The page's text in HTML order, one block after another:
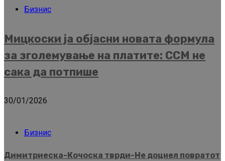
Бизнис
Мицкоски ја објасни новата формула
за зголемување на платите: ССМ не
сака да потпише
30/01/2026
Бизнис
Димитриеска-Кочоска тврди-Не доцнел повратот